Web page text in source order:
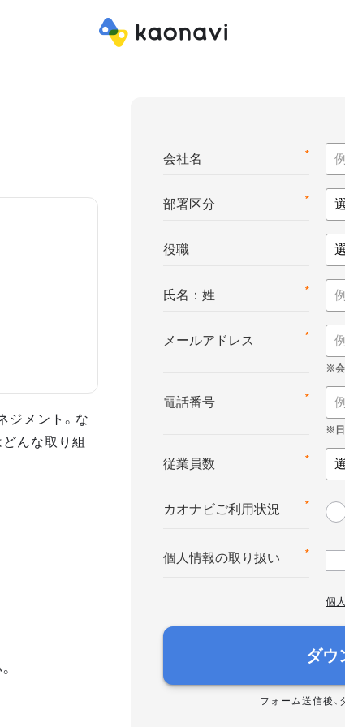
ジメント。な
んな取り組
*
会社名
*
部署区分
役職
*
氏名：姓
*
メールアドレス
*
電話番号
*
従業員数
*
カオナビご利用状況
*
個人情報の取り扱い
個
ダウ
フォーム送信後